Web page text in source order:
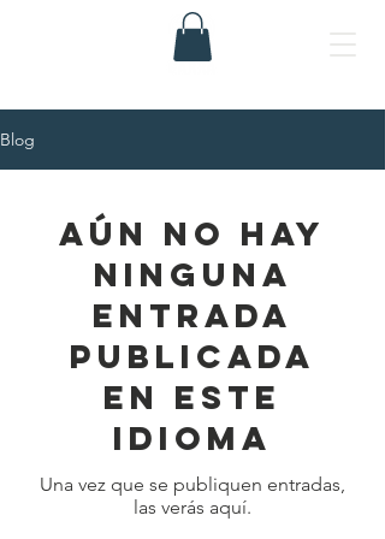
Blog
Aún no hay
ninguna
entrada
publicada
en este
idioma
Una vez que se publiquen entradas,
las verás aquí.